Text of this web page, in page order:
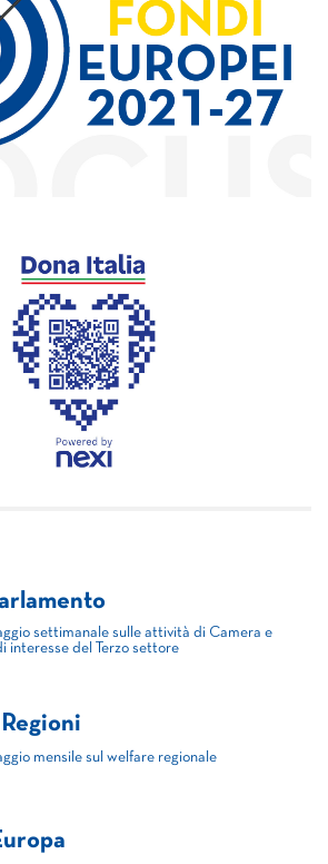
settimanale sulle attività di Camera e
interesse del Terzo settore
Regioni
mensile sul welfare regionale